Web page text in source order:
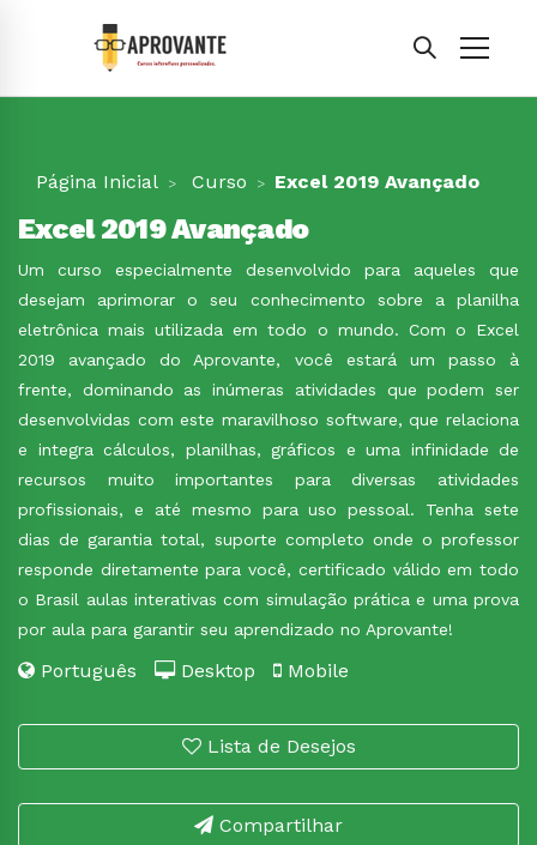
Página Inicial Curso Excel 2019 Avançado
Excel 2019 Avançado
Um curso especialmente desenvolvido para aqueles que
desejam aprimorar o seu conhecimento sobre a planilha
eletrônica mais utilizada em todo o mundo. Com o Excel
2019 avançado do Aprovante, você estará um passo à
frente, dominando as inúmeras atividades que podem ser
desenvolvidas com este maravilhoso software, que relaciona
e integra cálculos, planilhas, gráficos e uma infinidade de
recursos muito importantes para diversas atividades
profissionais, e até mesmo para uso pessoal. Tenha sete
dias de garantia total, suporte completo onde o professor
responde diretamente para você, certificado válido em todo
o Brasil aulas interativas com simulação prática e uma prova
por aula para garantir seu aprendizado no Aprovante!
Português Desktop Mobile
Lista de Desejos
Compartilhar